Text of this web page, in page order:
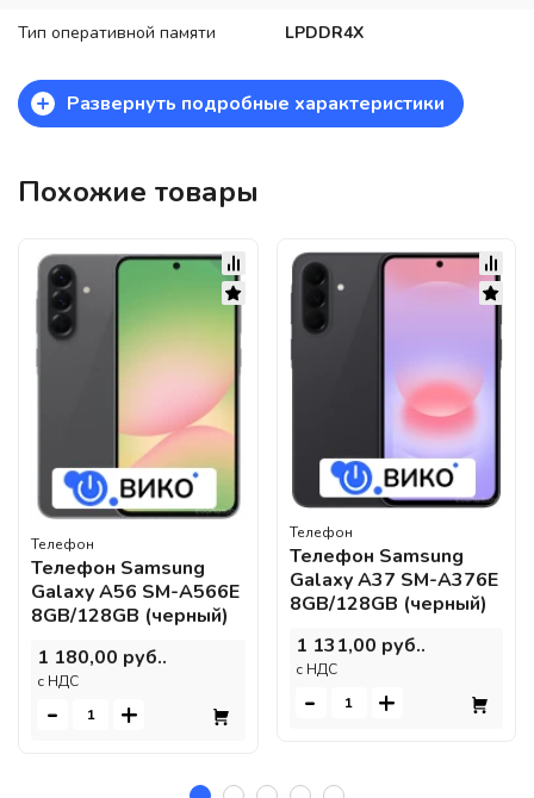
Тип оперативной памяти LPDDR4X
+ Развернуть подробные характеристики
Похожие товары
Телефон
Телефон Samsung
Galaxy A56 SM-A566E
8GB/128GB (черный)
1 180,00 руб..
c НДС
- +
Телефон
Телефон Samsung
Galaxy A37 SM-A376E
8GB/128GB (черный)
1 131,00 руб..
c НДС
- +